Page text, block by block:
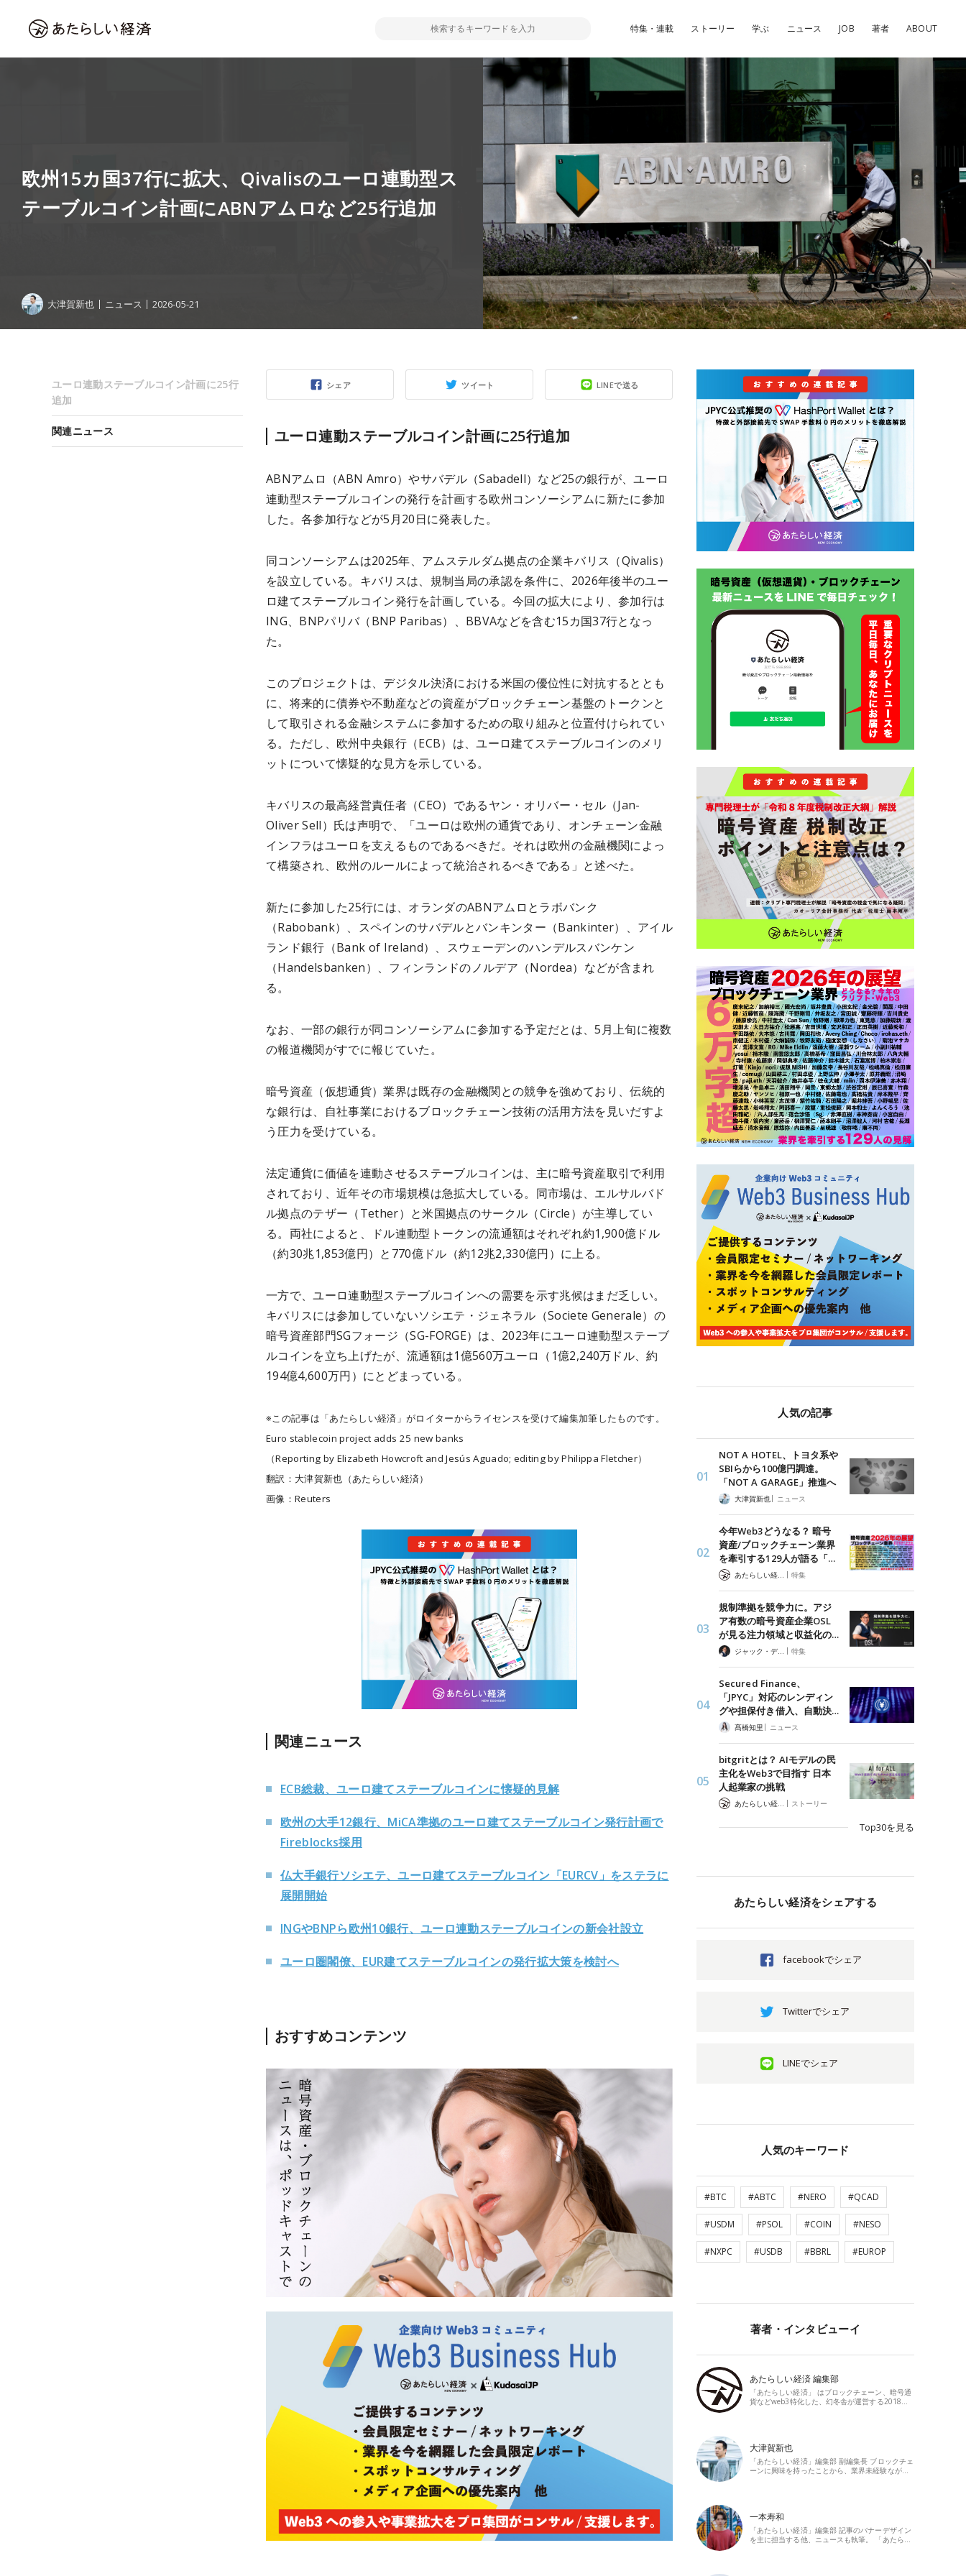
特集・連載 ストーリー 学ぶ ニュース JOB 著者 ABOUT
欧州15カ国37行に拡大、Qivalisのユーロ連動型ス
テーブルコイン計画にABNアムロなど25行追加
大津賀新也 ニュース 2026-05-21
シェア ツイート LINEで送る
ユーロ連動ステーブルコイン計画に25行追加
ABNアムロ（ABN Amro）やサバデル（Sabadell）など25の銀行が、ユーロ
連動型ステーブルコインの発行を計画する欧州コンソーシアムに新たに参加
した。各参加行などが5月20日に発表した。
同コンソーシアムは2025年、アムステルダム拠点の企業キバリス（Qivalis）
を設立している。キバリスは、規制当局の承認を条件に、2026年後半のユー
ロ建てステーブルコイン発行を計画している。今回の拡大により、参加行は
ING、BNPパリバ（BNP Paribas）、BBVAなどを含む15カ国37行となっ
た。
このプロジェクトは、デジタル決済における米国の優位性に対抗するととも
に、将来的に債券や不動産などの資産がブロックチェーン基盤のトークンと
して取引される金融システムに参加するための取り組みと位置付けられてい
る。ただし、欧州中央銀行（ECB）は、ユーロ建てステーブルコインのメリ
ットについて懐疑的な見方を示している。
キバリスの最高経営責任者（CEO）であるヤン・オリバー・セル（Jan-
Oliver Sell）氏は声明で、「ユーロは欧州の通貨であり、オンチェーン金融
インフラはユーロを支えるものであるべきだ。それは欧州の金融機関によっ
て構築され、欧州のルールによって統治されるべきである」と述べた。
新たに参加した25行には、オランダのABNアムロとラボバンク
（Rabobank）、スペインのサバデルとバンキンター（Bankinter）、アイル
ランド銀行（Bank of Ireland）、スウェーデンのハンデルスバンケン
（Handelsbanken）、フィンランドのノルデア（Nordea）などが含まれ
る。
なお、一部の銀行が同コンソーシアムに参加する予定だとは、5月上旬に複数
の報道機関がすでに報じていた。
暗号資産（仮想通貨）業界は既存の金融機関との競争を強めており、伝統的
な銀行は、自社事業におけるブロックチェーン技術の活用方法を見いだすよ
う圧力を受けている。
法定通貨に価値を連動させるステーブルコインは、主に暗号資産取引で利用
されており、近年その市場規模は急拡大している。同市場は、エルサルバド
ル拠点のテザー（Tether）と米国拠点のサークル（Circle）が主導してい
る。両社によると、ドル連動型トークンの流通額はそれぞれ約1,900億ドル
（約30兆1,853億円）と770億ドル（約12兆2,330億円）に上る。
一方で、ユーロ連動型ステーブルコインへの需要を示す兆候はまだ乏しい。
キバリスには参加していないソシエテ・ジェネラル（Societe Generale）の
暗号資産部門SGフォージ（SG-FORGE）は、2023年にユーロ連動型ステーブ
ルコインを立ち上げたが、流通額は1億560万ユーロ（1億2,240万ドル、約
194億4,600万円）にとどまっている。
※この記事は「あたらしい経済」がロイターからライセンスを受けて編集加筆したものです。
Euro stablecoin project adds 25 new banks
（Reporting by Elizabeth Howcroft and Jesús Aguado; editing by Philippa Fletcher）
翻訳：大津賀新也（あたらしい経済）
画像：Reuters
関連ニュース
ECB総裁、ユーロ建てステーブルコインに懐疑的見解
欧州の大手12銀行、MiCA準拠のユーロ建てステーブルコイン発行計画で
Fireblocks採用
仏大手銀行ソシエテ、ユーロ建てステーブルコイン「EURCV」をステラに
展開開始
INGやBNPら欧州10銀行、ユーロ連動ステーブルコインの新会社設立
ユーロ圏閣僚、EUR建てステーブルコインの発行拡大策を検討へ
おすすめコンテンツ
ユーロ連動ステーブルコイン計画に25行
追加
関連ニュース
人気の記事
NOT A HOTEL、トヨタ系や
SBIらから100億円調達。
「NOT A GARAGE」推進へ
大津賀新也| ニュース
今年Web3どうなる？ 暗号
資産/ブロックチェーン業界
を牽引する129人が語る「…
| 特集
規制準拠を競争力に。アジ
ア有数の暗号資産企業OSL
が見る注力領域と収益化の…
ジャック・デロン（Jack Derong） | 特集
Secured Finance、
「JPYC」対応のレンディン
グや担保付き借入、自動決…
髙橋知里 | ニュース
bitgritとは？ AIモデルの民
主化をWeb3で目指す 日本
人起業家の挑戦
| ストーリー
Top30を見る
あたらしい経済をシェアする
facebookでシェア
Twitterでシェア
LINEでシェア
人気のキーワード
#BTC #ABTC #NERO #QCAD
#USDM #PSOL #COIN #NESO
#NXPC #USDB #BBRL #EUROP
著者・インタビューイ
あたらしい経済 編集部
「あたらしい経済」 はブロックチェーン、暗号通
貨などweb3特化した、幻冬舎が運営する2018…
大津賀新也
「あたらしい経済」編集部 副編集長 ブロックチェ
ーンに興味を持ったことから、業界未経験なが…
一本寿和
「あたらしい経済」編集部 記事のバナーデザイン
を主に担当する他、ニュースも執筆。 「あたら…